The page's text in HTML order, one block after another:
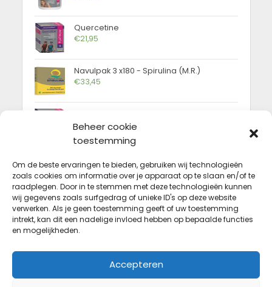
Beheer cookie
toestemming
Om de beste ervaringen te bieden, gebruiken wij technologieën
zoals cookies om informatie over je apparaat op te slaan en/of te
raadplegen. Door in te stemmen met deze technologieën kunnen
wij gegevens zoals surfgedrag of unieke ID's op deze website
verwerken. Als je geen toestemming geeft of uw toestemming
intrekt, kan dit een nadelige invloed hebben op bepaalde functies
en mogelijkheden.
Accepteren
Quercetine
€21,95
Navulpak 3 x180 - Spirulina (M.R.)
€33,45
€11,75
FAQ
Hoeveel bedragen de verzendkosten?
Welke betaalmethodes zijn er?
Wat zijn de levertermijnen?
Hoe veilig is shoppen op Gezondmag.be?
Kan ik bestelde producten retourneren?